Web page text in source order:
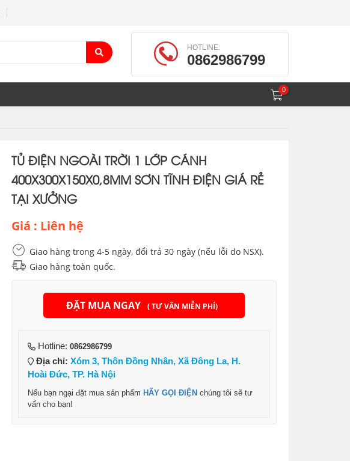
HOTLINE:
0862986799
TỦ ĐIỆN NGOÀI TRỜI 1 LỚP CÁNH
400X300X150X0,8MM SƠN TĨNH ĐIỆN GIÁ RẺ
TẠI XƯỞNG
Giá : Liên hệ
Giao hàng trong 4-5 ngày, đổi trả 30 ngày (nếu lỗi do NSX).
Giao hàng toàn quốc.
ĐẶT MUA NGAY ( TƯ VẤN MIỄN PHÍ)
Hotline: 0862986799
Địa chỉ:Xóm 3, Thôn Đồng Nhân, Xã Đông La, H.
Hoài Đức, TP. Hà Nội
Nếu bạn ngại đặt mua sản phẩmHÃY GỌI ĐIỆN chúng tôi sẽ tư
vấn cho bạn!